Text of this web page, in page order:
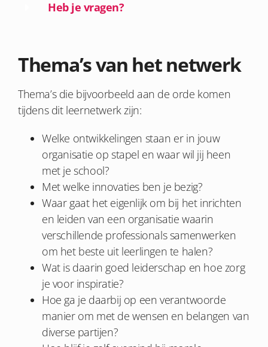
Heb je vragen?
Thema’s van het netwerk
Thema’s die bijvoorbeeld aan de orde komen
tijdens dit leernetwerk zijn:
Welke ontwikkelingen staan er in jouw
organisatie op stapel en waar wil jij heen
met je school?
Met welke innovaties ben je bezig?
Waar gaat het eigenlijk om bij het inrichten
en leiden van een organisatie waarin
verschillende professionals samenwerken
om het beste uit leerlingen te halen?
Wat is daarin goed leiderschap en hoe zorg
je voor inspiratie?
Hoe ga je daarbij op een verantwoorde
manier om met de wensen en belangen van
diverse partijen?